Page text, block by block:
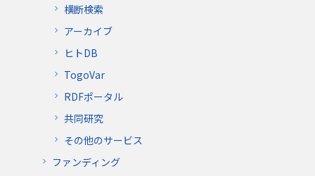
横断検索
アーカイブ
ヒトDB
TogoVar
RDFポータル
共同研究
その他のサービス
ファンディング